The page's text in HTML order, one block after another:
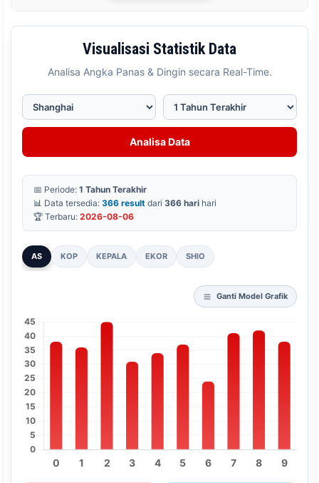
Visualisasi Statistik Data
Analisa Angka Panas & Dingin secara Real-Time.
Analisa Data
📅 Periode: 1 Tahun Terakhir
📊 Data tersedia: 366 result dari 366 hari hari
🏆 Terbaru: 2026-08-06
AS KOP KEPALA EKOR SHIO
Ganti Model Grafik